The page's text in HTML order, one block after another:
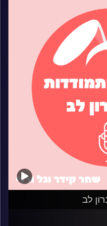
הגדלת מקורות ההכנסה.
אחד מהנושאים!
לב